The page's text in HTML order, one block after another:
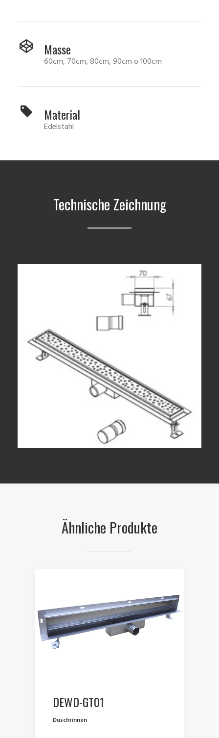
Masse
60cm, 70cm, 80cm, 90cm o 100cm
Material
Edelstahl
Technische Zeichnung
Ähnliche Produkte
DEWD-GT01
Duschrinnen